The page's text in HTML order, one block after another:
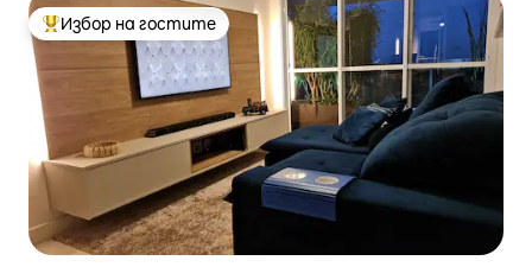
Най-популярен избор на гостите
Избор на гостите